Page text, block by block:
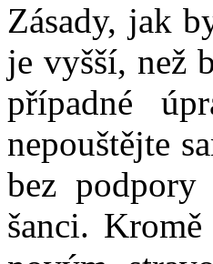
Zásady, jak
je vyšší, než
případné
nepouštějte
bez
šanci.